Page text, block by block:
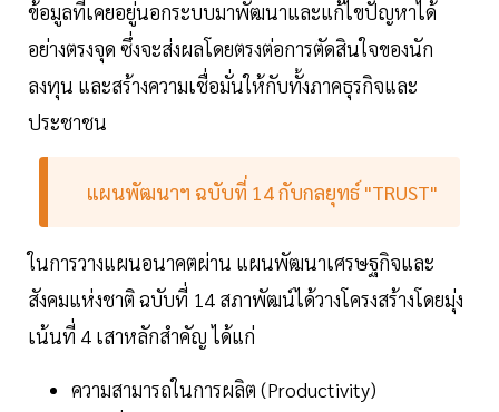
ข้อมูลที่เคยอยู่นอกระบบมาพัฒนาและแก้ไขปัญหาได้
อย่างตรงจุด ซึ่งจะส่งผลโดยตรงต่อการตัดสินใจของนัก
ลงทุน และสร้างความเชื่อมั่นให้กับทั้งภาคธุรกิจและ
ประชาชน
แผนพัฒนาฯ ฉบับที่ 14 กับกลยุทธ์ "TRUST"
ในการวางแผนอนาคตผ่าน แผนพัฒนาเศรษฐกิจและ
สังคมแห่งชาติ ฉบับที่ 14 สภาพัฒน์ได้วางโครงสร้างโดยมุ่ง
เน้นที่ 4 เสาหลักสำคัญ ได้แก่
ความสามารถในการผลิต (Productivity)